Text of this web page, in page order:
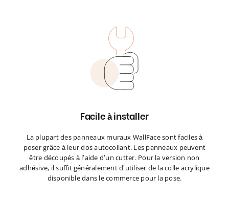
Facile à installer
La plupart des panneaux muraux WallFace sont faciles à
poser grâce à leur dos autocollant. Les panneaux peuvent
être découpés à l’aide d’un cutter. Pour la version non
adhésive, il suffit généralement d’utiliser de la colle acrylique
disponible dans le commerce pour la pose.